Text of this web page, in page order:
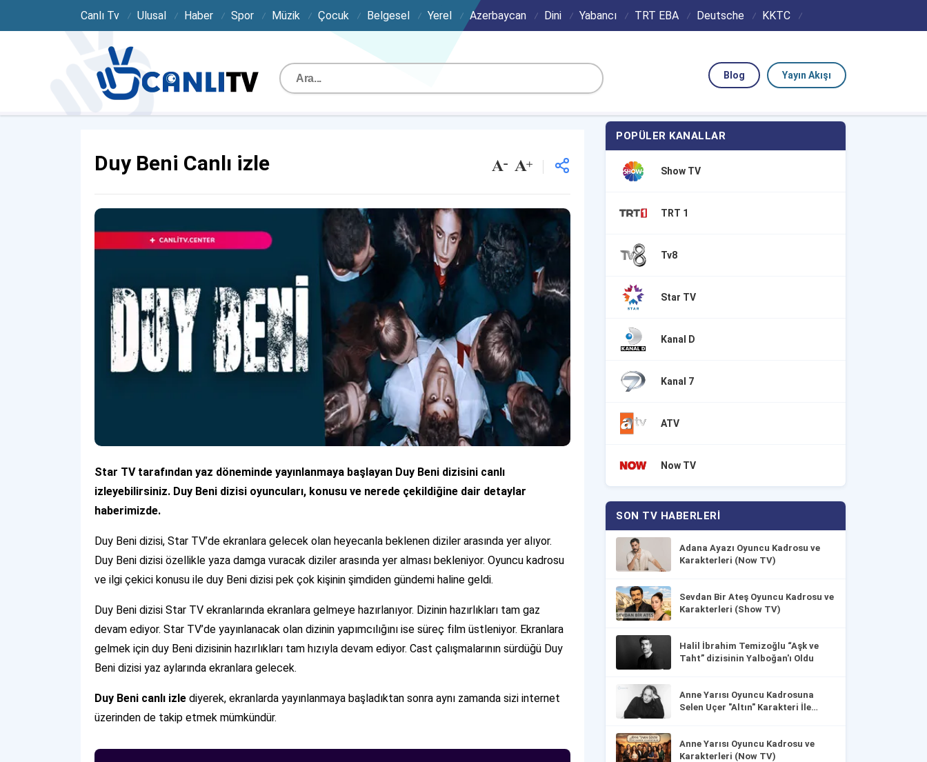
Canlı Tv Ulusal Haber Spor Müzik Çocuk Belgesel Yerel Azerbaycan Dini Yabancı TRT EBA Deutsche KKTC
Yayın Akışı
Blog
Duy Beni Canlı izle
Star TV tarafından yaz döneminde yayınlanmaya başlayan Duy Beni dizisini canlı
izleyebilirsiniz. Duy Beni dizisi oyuncuları, konusu ve nerede çekildiğine dair detaylar
haberimizde.
Duy Beni dizisi, Star TV’de ekranlara gelecek olan heyecanla beklenen diziler arasında yer alıyor.
Duy Beni dizisi özellikle yaza damga vuracak diziler arasında yer alması bekleniyor. Oyuncu kadrosu
ve ilgi çekici konusu ile duy Beni dizisi pek çok kişinin şimdiden gündemi haline geldi.
Duy Beni dizisi Star TV ekranlarında ekranlara gelmeye hazırlanıyor. Dizinin hazırlıkları tam gaz
devam ediyor. Star TV’de yayınlanacak olan dizinin yapımcılığını ise süreç film üstleniyor. Ekranlara
gelmek için duy Beni dizisinin hazırlıkları tam hızıyla devam ediyor. Cast çalışmalarının sürdüğü Duy
Beni dizisi yaz aylarında ekranlara gelecek.
Duy Beni canlı izle diyerek, ekranlarda yayınlanmaya başladıktan sonra aynı zamanda sizi internet
üzerinden de takip etmek mümkündür.
POPÜLER KANALLAR
Show TV
TRT 1
Tv8
Star TV
Kanal D
Kanal 7
ATV
Now TV
SON TV HABERLERI
Adana Ayazı Oyuncu Kadrosu ve
Karakterleri (Now TV)
Sevdan Bir Ateş Oyuncu Kadrosu ve
Karakterleri (Show TV)
Halil İbrahim Temizoğlu “Aşk ve
Taht” dizisinin Yalboğan'ı Oldu
Anne Yarısı Oyuncu Kadrosuna
Selen Uçer "Altın" Karakteri İle
Anne Yarısı Oyuncu Kadrosu ve
Karakterleri (Now TV)